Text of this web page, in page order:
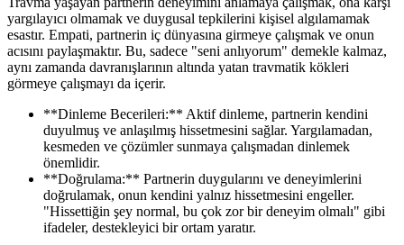
yargılayıcı olmamak ve duygusal tepkilerini kişisel algılamamak
esastır. Empati, partnerin iç dünyasına girmeye çalışmak ve onun
acısını paylaşmaktır. Bu, sadece "seni anlıyorum" demekle kalmaz,
aynı zamanda davranışlarının altında yatan travmatik kökleri
görmeye çalışmayı da içerir.
**Dinleme Becerileri:** Aktif dinleme, partnerin kendini
duyulmuş ve anlaşılmış hissetmesini sağlar. Yargılamadan,
kesmeden ve çözümler sunmaya çalışmadan dinlemek
önemlidir.
**Doğrulama:** Partnerin duygularını ve deneyimlerini
doğrulamak, onun kendini yalnız hissetmesini engeller.
"Hissettiğin şey normal, bu çok zor bir deneyim olmalı" gibi
ifadeler, destekleyici bir ortam yaratır.